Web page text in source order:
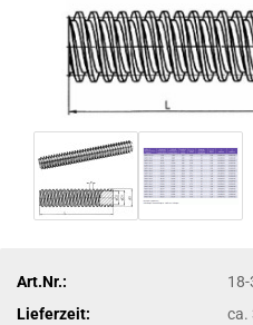
Art.Nr.:
18-
Lieferzeit:
ca.